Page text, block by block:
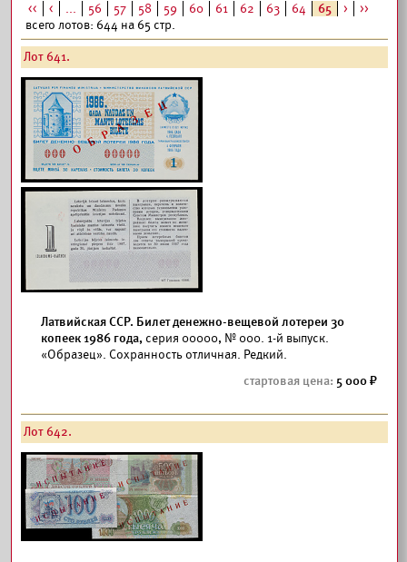
<<
< ... 56 57 58 59 60 61 62 63 64 65 >
>>
всего лотов: 644 на 65 стр.
Лот 641.
Латвийская ССР. Билет денежно-вещевой лотереи 30
копеек 1986 года, серия 00000, № 000. 1-й выпуск.
«Образец». Сохранность отличная. Редкий.
5 000
Лот 642.